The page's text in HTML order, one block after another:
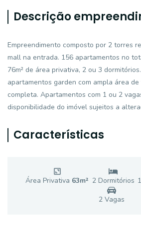
Descrição
Empreendimento composto por 2 torres
mall na entrada. 156 apartamentos no
76m² de área privativa, 2 ou 3
apartamentos garden com ampla área
completa. Apartamentos com 1 ou 2
disponibilidade do imóvel sujeitos a
Características
Área Privativa 63m² 2Dormitórios 1
2 Vagas